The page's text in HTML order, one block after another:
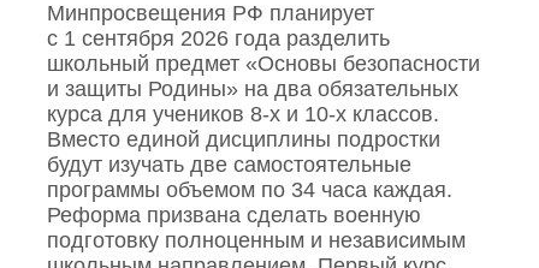
Минпросвещения РФ планирует
с 1 сентября 2026 года разделить
школьный предмет «Основы безопасности
и защиты Родины» на два обязательных
курса для учеников 8‑х и 10‑х классов.
Вместо единой дисциплины подростки
будут изучать две самостоятельные
программы объемом по 34 часа каждая.
Реформа призвана сделать военную
подготовку полноценным и независимым